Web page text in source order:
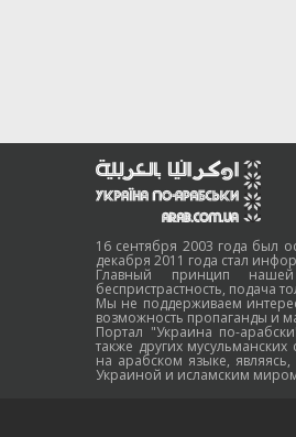
16 сентября 2003 года был
декабря 2011 года стал
Главный принцип
беспристрастность, подача
Мы не поддерживаем
возможность пропаганды и
Портал "Украина по-
также других
на арабском языке,
Украиной и исламским